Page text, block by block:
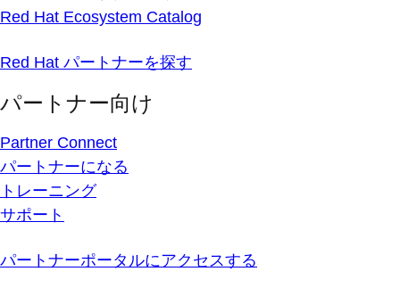
Red Hat Ecosystem Catalog
Red Hat パートナーを探す
パートナー向け
Partner Connect
パートナーになる
トレーニング
サポート
パートナーポータルにアクセスする